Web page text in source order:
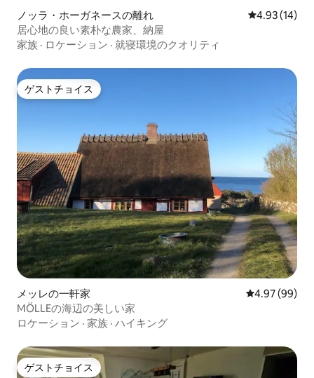
ノッラ・ホーガネースの離れ レビュー14
4.93 (14)
居心地の良い素朴な農家、納屋
家族 · ロケーション · 就寝環境のクオリティ
ゲストチョイス
ゲストチョイス
メッレの一軒家 レビュー99
4.97 (99)
MÖLLEの海辺の美しい家
ロケーション · 家族 · ハイキング
ゲストチョイス
ゲストチョイス